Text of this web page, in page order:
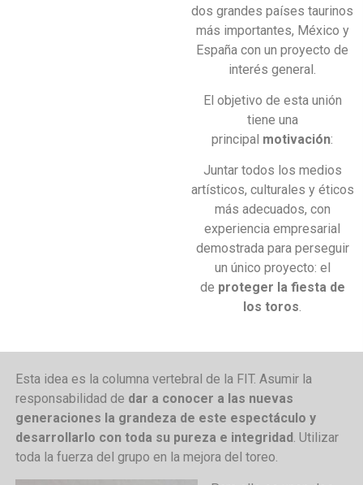
dos grandes países taurinos
más importantes, México y
España con un proyecto de
interés general.
El objetivo de esta unión
tiene una
principal motivación:
Juntar todos los medios
artísticos, culturales y éticos
más adecuados, con
experiencia empresarial
demostrada para perseguir
un único proyecto: el
de proteger la fiesta de
los toros.
Esta idea es la columna vertebral de la FIT. Asumir la
responsabilidad de dar a conocer a las nuevas
generaciones la grandeza de este espectáculo y
desarrollarlo con toda su pureza e integridad . Utilizar
toda la fuerza del grupo en la mejora del toreo.